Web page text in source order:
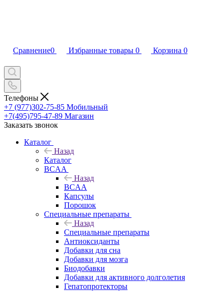
Сравнение0 Избранные товары 0 Корзина 0
Телефоны
+7 (977)302-75-85 Мобильный
+7(495)795-47-89 Магазин
Заказать звонок
Каталог
Назад
Каталог
BCAA
Назад
BCAA
Капсулы
Порошок
Cпециальные препараты
Назад
Cпециальные препараты
Антиоксиданты
Добавки для сна
Добавки для мозга
Биодобавки
Добавки для активного долголетия
Гепатопротекторы